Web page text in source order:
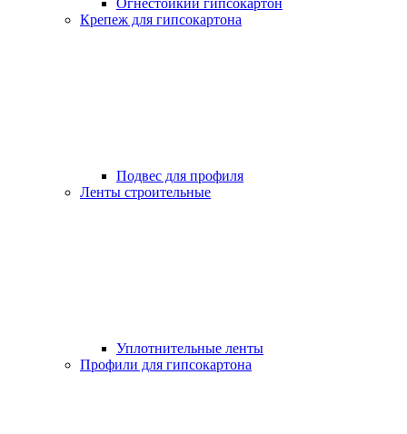
Огнестойкий гипсокартон
Крепеж для гипсокартона
Подвес для профиля
Ленты строительные
Уплотнительные ленты
Профили для гипсокартона